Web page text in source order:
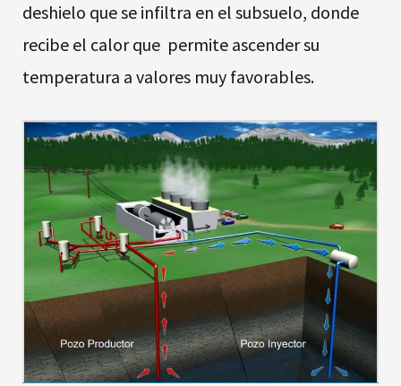
deshielo que se infiltra en el subsuelo, donde
recibe el calor que permite ascender su
temperatura a valores muy favorables.